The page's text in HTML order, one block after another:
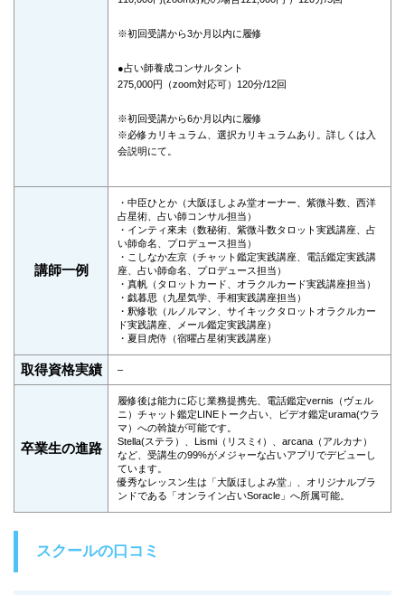
※初回受講から3か月以内に履修
●占い師養成コンサルタント
275,000円（zoom対応可）120分/12回
※初回受講から6か月以内に履修
※必修カリキュラム、選択カリキュラムあり。詳しくは入
会説明にて。
講師一例
・中臣ひとか（大阪ほしよみ堂オーナー、紫微斗数、西洋
占星術、占い師コンサル担当）
・インティ來未（数秘術、紫微斗数タロット実践講座、占
い師命名、プロデュース担当）
・こしなか左京（チャット鑑定実践講座、電話鑑定実践講
座、占い師命名、プロデュース担当）
・真帆（タロットカード、オラクルカード実践講座担当）
・戯暮思（九星気学、手相実践講座担当）
・釈修歌（ルノルマン、サイキックタロットオラクルカー
ド実践講座、メール鑑定実践講座）
・夏目虎侍（宿曜占星術実践講座）
取得資格実績 –
卒業生の進路
履修後は能力に応じ業務提携先、電話鑑定vernis（ヴェル
ニ）チャット鑑定LINEトーク占い、ビデオ鑑定urama(ウラ
マ）への斡旋が可能です。
Stella(ステラ）、Lismi（リスミｨ）、arcana（アルカナ）
など、受講生の99%がメジャーな占いアプリでデビューし
ています。
優秀なレッスン生は「大阪ほしよみ堂」、オリジナルブラ
ンドである「オンライン占いSoracle」へ所属可能。
スクールの口コミ